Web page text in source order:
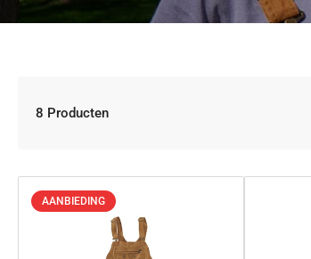
8 Producten
AANBIEDING